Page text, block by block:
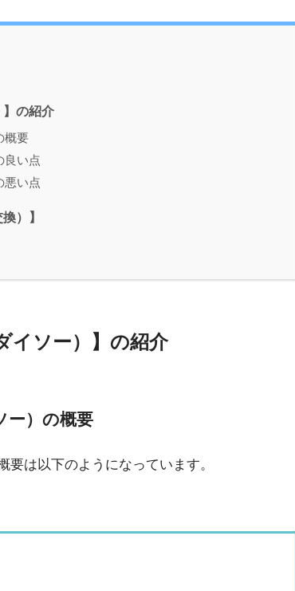
】の紹介
概要
良い点
悪い点
）】
イソー）】の紹介
ー）の概要
は以下のようになっています。